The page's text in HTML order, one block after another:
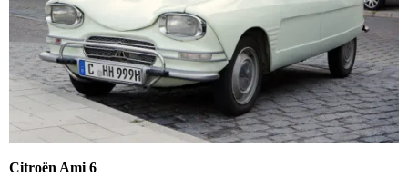
Citroën Ami 6